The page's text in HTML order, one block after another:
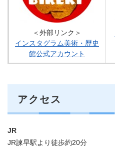
＜外部リンク＞
インスタグラム美術・歴史
館公式アカウント
アクセス
JR
JR諫早駅より徒歩約20分